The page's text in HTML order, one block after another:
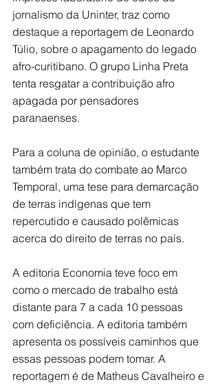
jornalismo da Uninter, traz como
destaque a reportagem de Leonardo
Túlio, sobre o apagamento do legado
afro-curitibano. O grupo Linha Preta
tenta resgatar a contribuição afro
apagada por pensadores
paranaenses.
Para a coluna de opinião, o estudante
também trata do combate ao Marco
Temporal, uma tese para demarcação
de terras indígenas que tem
repercutido e causado polêmicas
acerca do direito de terras no país.
A editoria Economia teve foco em
como o mercado de trabalho está
distante para 7 a cada 10 pessoas
com deficiência. A editoria também
apresenta os possíveis caminhos que
essas pessoas podem tomar. A
reportagem é de Matheus Cavalheiro e